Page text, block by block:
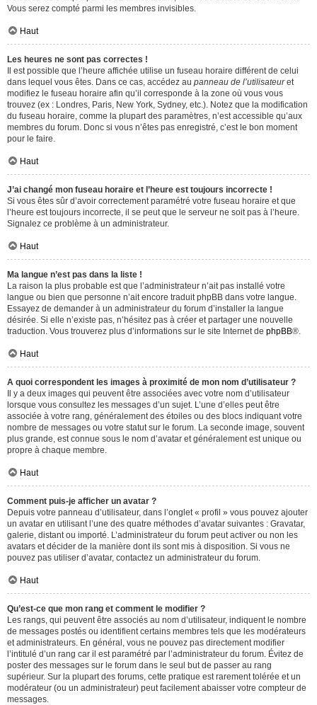
Vous serez compté parmi les membres invisibles.
Haut
Les heures ne sont pas correctes !
Il est possible que l’heure affichée utilise un fuseau horaire différent de celui
dans lequel vous êtes. Dans ce cas, accédez au panneau de l’utilisateuret
modifiez le fuseau horaire afin qu’il corresponde à la zone où vous vous
trouvez (ex : Londres, Paris, New York, Sydney, etc.). Notez que la modification
du fuseau horaire, comme la plupart des paramètres, n’est accessible qu’aux
membres du forum. Donc si vous n’êtes pas enregistré, c’est le bon moment
pour le faire.
Haut
J’ai changé mon fuseau horaire et l’heure est toujours incorrecte !
Si vous êtes sûr d’avoir correctement paramétré votre fuseau horaire et que
l’heure est toujours incorrecte, il se peut que le serveur ne soit pas à l’heure.
Signalez ce problème à un administrateur.
Haut
Ma langue n’est pas dans la liste !
La raison la plus probable est que l’administrateur n’ait pas installé votre
langue ou bien que personne n’ait encore traduit phpBB dans votre langue.
Essayez de demander à un administrateur du forum d’installer la langue
désirée. Si elle n’existe pas, n’hésitez pas à créer et partager une nouvelle
traduction. Vous trouverez plus d’informations sur le site Internet de phpBB®.
Haut
A quoi correspondent les images à proximité de mon nom d’utilisateur ?
Il y a deux images qui peuvent être associées avec votre nom d’utilisateur
lorsque vous consultez les messages d’un sujet. L’une d’elles peut être
associée à votre rang, généralement des étoiles ou des blocs indiquant votre
nombre de messages ou votre statut sur le forum. La seconde image, souvent
plus grande, est connue sous le nom d’avatar et généralement est unique ou
propre à chaque membre.
Haut
Comment puis-je afficher un avatar ?
Depuis votre panneau d’utilisateur, dans l’onglet « profil » vous pouvez ajouter
un avatar en utilisant l’une des quatre méthodes d’avatar suivantes : Gravatar,
galerie, distant ou importé. L’administrateur du forum peut activer ou non les
avatars et décider de la manière dont ils sont mis à disposition. Si vous ne
pouvez pas utiliser d’avatar, contactez un administrateur du forum.
Haut
Qu’est-ce que mon rang et comment le modifier ?
Les rangs, qui peuvent être associés au nom d’utilisateur, indiquent le nombre
de messages postés ou identifient certains membres tels que les modérateurs
et administrateurs. En général, vous ne pouvez pas directement modifier
l’intitulé d’un rang car il est paramétré par l’administrateur du forum. Évitez de
poster des messages sur le forum dans le seul but de passer au rang
supérieur. Sur la plupart des forums, cette pratique est rarement tolérée et un
modérateur (ou un administrateur) peut facilement abaisser votre compteur de
messages.